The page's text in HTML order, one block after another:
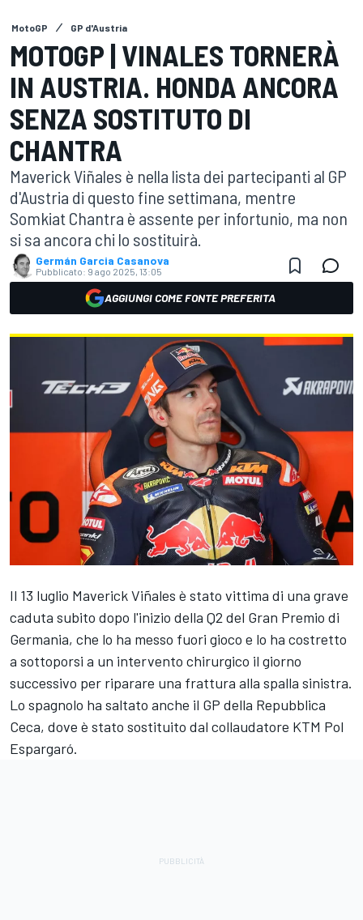
MotoGP GP d'Austria
MOTOGP | VINALES TORNERÀ
IN AUSTRIA. HONDA ANCORA
SENZA SOSTITUTO DI
CHANTRA
Maverick Viñales è nella lista dei partecipanti al GP
d'Austria di questo fine settimana, mentre
Somkiat Chantra è assente per infortunio, ma non
si sa ancora chi lo sostituirà.
Germán Garcia Casanova
Pubblicato: 9 ago 2025, 13:05
AGGIUNGI COME FONTE PREFERITA
Il 13 luglio Maverick Viñales è stato vittima di una grave
caduta subito dopo l'inizio della Q2 del Gran Premio di
Germania, che lo ha messo fuori gioco e lo ha costretto
a sottoporsi a un intervento chirurgico il giorno
successivo per riparare una frattura alla spalla sinistra.
Lo spagnolo ha saltato anche il GP della Repubblica
Ceca, dove è stato sostituito dal collaudatore KTM Pol
Espargaró.